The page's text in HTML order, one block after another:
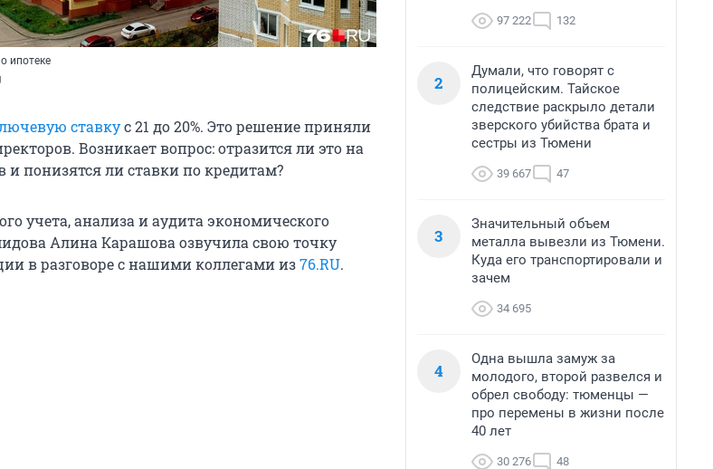
ипотеке
ставкус 21 до 20%. Это решение приняли
Возникает вопрос: отразится ли это на
понизятся ли ставки по кредитам?
учета, анализа и аудита экономического
Алина Карашова озвучила свою точку
в разговоре с нашими коллегами из76.RU.
97 222 132
2
Думали, что говорят с
полицейским. Тайское
следствие раскрыло детали
зверского убийства брата и
сестры из Тюмени
39 667 47
3
Значительный объем
металла вывезли из Тюмени.
Куда его транспортировали и
зачем
34 695
4
Одна вышла замуж за
молодого, второй развелся и
обрел свободу: тюменцы —
про перемены в жизни после
40 лет
30 276 48